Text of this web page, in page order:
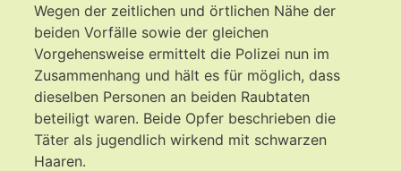
Wegen der zeitlichen und örtlichen Nähe der
beiden Vorfälle sowie der gleichen
Vorgehensweise ermittelt die Polizei nun im
Zusammenhang und hält es für möglich, dass
dieselben Personen an beiden Raubtaten
beteiligt waren. Beide Opfer beschrieben die
Täter als jugendlich wirkend mit schwarzen
Haaren.